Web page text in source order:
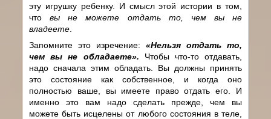
эту игрушку ребенку. И смысл этой истории в том,
что вы не можете отдать то, чем вы не
владеете
Запомните это изречение: «Нельзя отдать то,
чем вы не обладаете». Чтобы что-то отдавать,
надо сначала этим обладать. Вы должны принять
это состояние как собственное, и когда оно
полностью ваше, вы имеете право отдать его. И
именно это вам надо сделать прежде, чем вы
можете быть исцелены от любого состояния в теле,